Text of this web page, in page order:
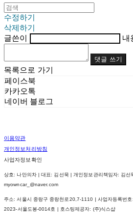
수정하기
삭제하기
글쓴이
내
댓글 쓰기
목록으로 가기
페이스북
카카오톡
네이버 블로그
이용약관
개인정보처리방침
사업자정보확인
상호: 나만의차 | 대표: 김선묵 | 개인정보관리책임자: 김
myowncar_@naver.com
주소: 서울시 중랑구 중랑천로20,7-1110 | 사업자등록번호:
2023-서울도봉-0014호
| 호스팅제공자: (주)식스샵